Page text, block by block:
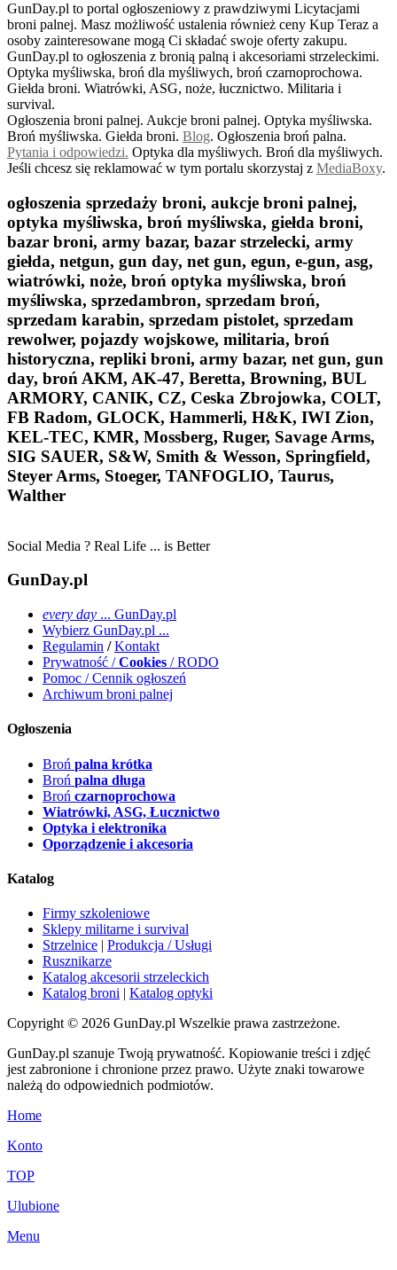
GunDay.pl to portal ogłoszeniowy z prawdziwymi Licytacjami
broni palnej. Masz możliwość ustalenia również ceny Kup Teraz a
osoby zainteresowane mogą Ci składać swoje oferty zakupu.
GunDay.pl to ogłoszenia z bronią palną i akcesoriami strzeleckimi.
Optyka myśliwska, broń dla myśliwych, broń czarnoprochowa.
Giełda broni. Wiatrówki, ASG, noże, łucznictwo. Militaria i
survival.
Ogłoszenia broni palnej. Aukcje broni palnej. Optyka myśliwska.
Broń myśliwska. Giełda broni. Blog. Ogłoszenia broń palna.
Pytania i odpowiedzi. Optyka dla myśliwych. Broń dla myśliwych.
Jeśli chcesz się reklamować w tym portalu skorzystaj z MediaBoxy.
ogłoszenia sprzedaży broni, aukcje broni palnej,
optyka myśliwska, broń myśliwska, giełda broni,
bazar broni, army bazar, bazar strzelecki, army
giełda, netgun, gun day, net gun, egun, e-gun, asg,
wiatrówki, noże, broń optyka myśliwska, broń
myśliwska, sprzedambron, sprzedam broń,
sprzedam karabin, sprzedam pistolet, sprzedam
rewolwer, pojazdy wojskowe, militaria, broń
historyczna, repliki broni, army bazar, net gun, gun
day, broń AKM, AK-47, Beretta, Browning, BUL
ARMORY, CANIK, CZ, Ceska Zbrojowka, COLT,
FB Radom, GLOCK, Hammerli, H&K, IWI Zion,
KEL-TEC, KMR, Mossberg, Ruger, Savage Arms,
SIG SAUER, S&W, Smith & Wesson, Springfield,
Steyer Arms, Stoeger, TANFOGLIO, Taurus,
Walther
Social Media ? Real Life ... is Better
GunDay.pl
every day ... GunDay.pl
Wybierz GunDay.pl ...
Regulamin / Kontakt
Prywatność /Cookies / RODO
Pomoc / Cennik ogłoszeń
Archiwum broni palnej
Ogłoszenia
Broń palna krótka
Broń palna długa
Broń czarnoprochowa
Wiatrówki, ASG, Łucznictwo
Optyka i elektronika
Oporządzenie i akcesoria
Katalog
Firmy szkoleniowe
Sklepy militarne i survival
Strzelnice | Produkcja / Usługi
Rusznikarze
Katalog akcesorii strzeleckich
Katalog broni | Katalog optyki
Copyright © 2026 GunDay.pl Wszelkie prawa zastrzeżone.
GunDay.pl szanuje Twoją prywatność. Kopiowanie treści i zdjęć
jest zabronione i chronione przez prawo. Użyte znaki towarowe
należą do odpowiednich podmiotów.
Home
Konto
TOP
Ulubione
Menu